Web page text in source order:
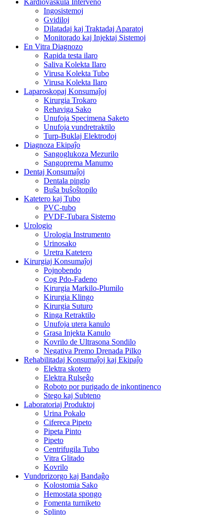
Ingosistemoj
Gvidiloj
Dilatadaj kaj Traktadaj Aparatoj
Monitorado kaj Injektaj Sistemoj
En Vitra Diagnozo
Rapida testa ilaro
Saliva Kolekta Ilaro
Virusa Kolekta Tubo
Virusa Kolekta Ilaro
Laparoskopaj Konsumaĵoj
Kirurgia Trokaro
Rehaviga Sako
Unufoja Specimena Saketo
Unufoja vundretraktilo
Turp-Buklaj Elektrodoj
Diagnoza Ekipaĵo
Sangoglukoza Mezurilo
Sangoprema Manumo
Dentaj Konsumaĵoj
Dentala pinglo
Buŝa buŝoŝtopilo
Katetero kaj Tubo
PVC-tubo
PVDF-Tubara Sistemo
Urologio
Urologia Instrumento
Urinosako
Uretra Katetero
Kirurgiaj Konsumaĵoj
Pojnobendo
Cog Pdo-Fadeno
Kirurgia Markilo-Plumilo
Kirurgia Klingo
Kirurgia Suturo
Ringa Retraktilo
Unufoja utera kanulo
Grasa Injekta Kanulo
Kovrilo de Ultrasona Sondilo
Negativa Premo Drenada Pilko
Rehabilitadaj Konsumaĵoj kaj Ekipaĵo
Elektra skotero
Elektra Rulseĝo
Roboto por purigado de inkontinenco
Stego kaj Subteno
Laboratoriaj Produktoj
Urina Pokalo
Cifereca Pipeto
Pipeta Pinto
Pipeto
Centrifugila Tubo
Vitra Glitado
Kovrilo
Vundprizorgo kaj Bandaĝo
Kolostomia Sako
Hemostata spongo
Fomenta turniketo
Splinto